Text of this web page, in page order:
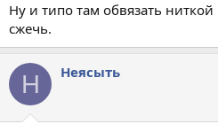
Ну и типо там обвязать
сжечь.
Н Неясыть